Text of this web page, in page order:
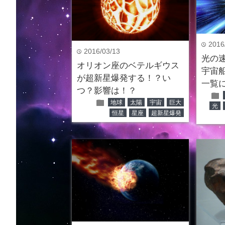
time 2016/03/13
オリオン座のベテルギウス
が超新星爆発する！？い
つ？影響は！？
folder 地球 太陽 宇宙
巨大
恒星
星座 超新星爆発
time
光の
宇宙
一覧
folder
光